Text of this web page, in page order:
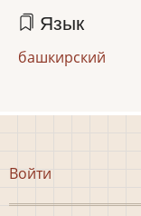
Язык
башкирский
Меню
Войти